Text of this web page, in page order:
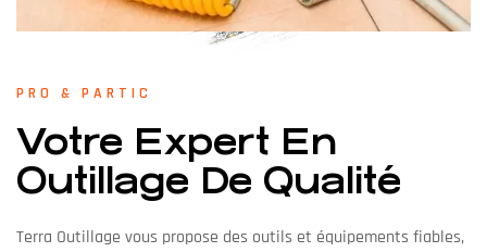
PRO & PARTIC
Votre Expert En
Outillage De Qualité
Terra Outillage vous propose des outils et équipements fiables,